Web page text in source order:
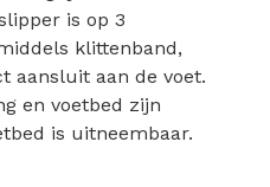
is op 3
klittenband,
aansluit aan de voet.
en voetbed zijn
is uitneembaar.